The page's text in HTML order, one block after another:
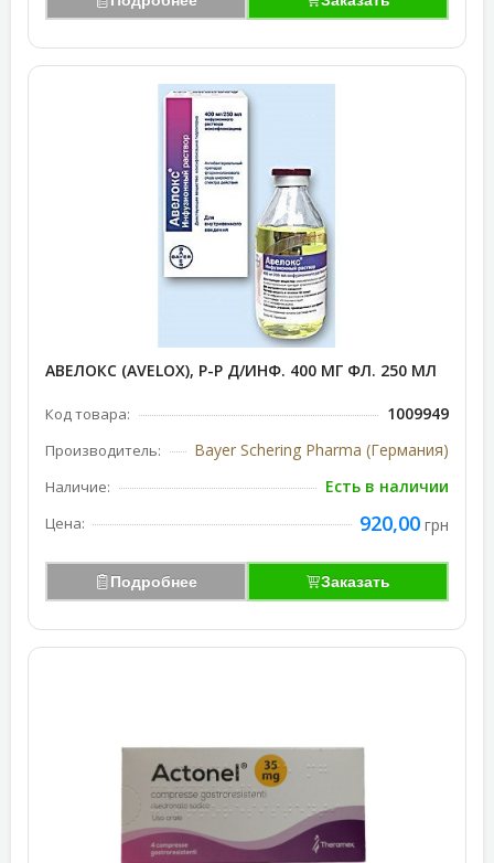
АВЕЛОКС (AVELOX), Р-Р Д/ИНФ. 400 МГ ФЛ. 250 МЛ
Код товара: 1009949
Производитель: Bayer Schering Pharma (Германия)
Наличие: Есть в наличии
Цена: 920,00 грн
Подробнее Заказать